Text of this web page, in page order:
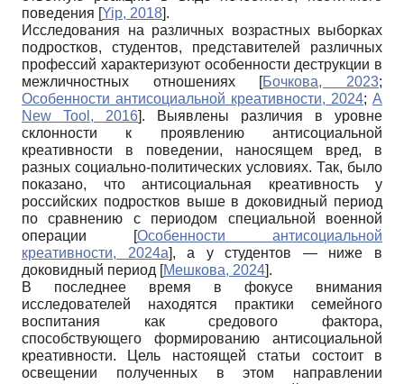
поведения [Yip, 2018].
Исследования на различных возрастных выборках
подростков, студентов, представителей различных
профессий характеризуют особенности деструкции в
межличностных отношениях [Бочкова, 2023;
Особенности антисоциальной креативности, 2024; A
New Tool, 2016]. Выявлены различия в уровне
склонности к проявлению антисоциальной
креативности в поведении, наносящем вред, в
разных социально-политических условиях. Так, было
показано, что антисоциальная креативность у
российских подростков выше в доковидный период
по сравнению с периодом специальной военной
операции
[Особенности антисоциальной
креативности, 2024а], а у студентов — ниже в
доковидный период [Мешкова, 2024].
В последнее время в фокусе внимания
исследователей находятся практики семейного
воспитания как средового фактора,
способствующего формированию антисоциальной
креативности. Цель настоящей статьи состоит в
освещении полученных в этом направлении